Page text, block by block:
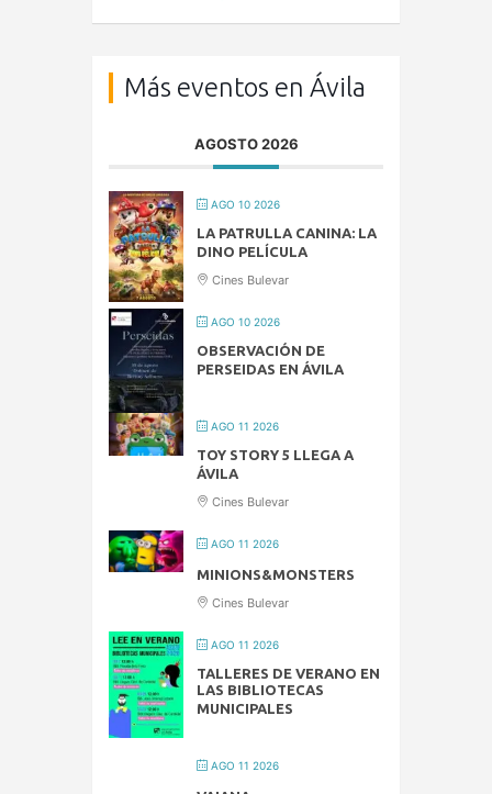
Más eventos en Ávila
AGOSTO 2026
AGO 10 2026
LA PATRULLA CANINA: LA
DINO PELÍCULA
Cines Bulevar
AGO 10 2026
OBSERVACIÓN DE
PERSEIDAS EN ÁVILA
AGO 11 2026
TOY STORY 5 LLEGA A
ÁVILA
Cines Bulevar
AGO 11 2026
MINIONS&MONSTERS
Cines Bulevar
AGO 11 2026
TALLERES DE VERANO EN
LAS BIBLIOTECAS
MUNICIPALES
AGO 11 2026